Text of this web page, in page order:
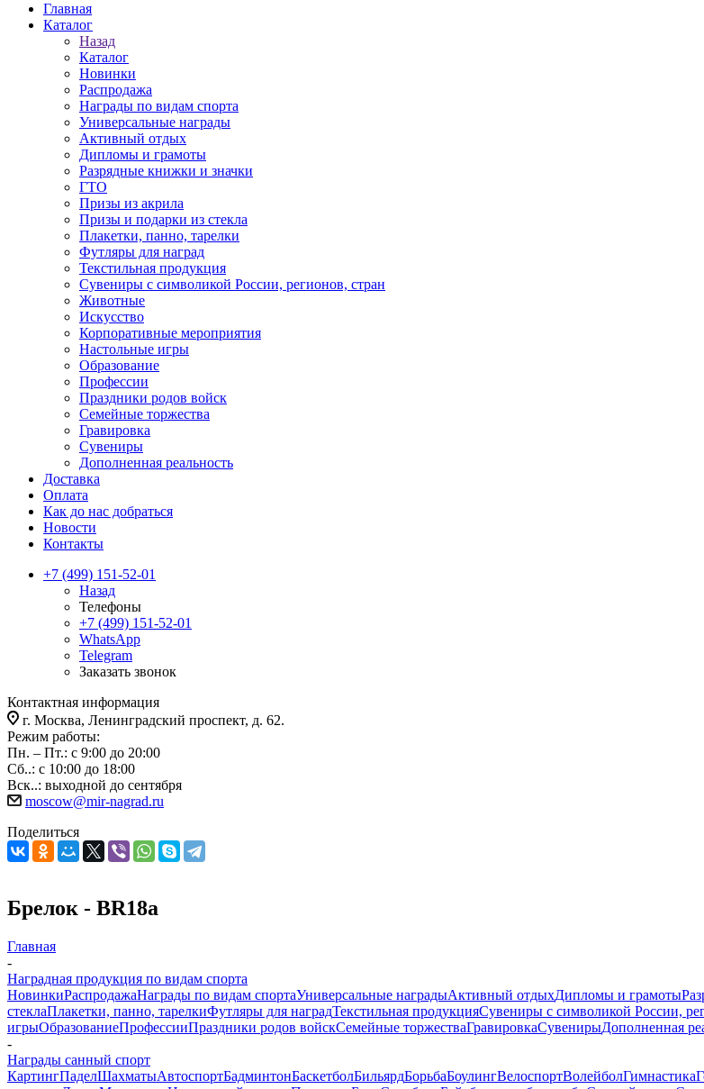
Главная
Каталог
Назад
Каталог
Новинки
Распродажа
Награды по видам спорта
Универсальные награды
Активный отдых
Дипломы и грамоты
Разрядные книжки и значки
ГТО
Призы из акрила
Призы и подарки из стекла
Плакетки, панно, тарелки
Футляры для наград
Текстильная продукция
Сувениры с символикой России, регионов, стран
Животные
Искусство
Корпоративные мероприятия
Настольные игры
Образование
Профессии
Праздники родов войск
Семейные торжества
Гравировка
Сувениры
Дополненная реальность
Доставка
Оплата
Как до нас добраться
Новости
Контакты
+7 (499) 151-52-01
Назад
Телефоны
+7 (499) 151-52-01
WhatsApp
Telegram
Заказать звонок
Контактная информация
г. Москва, Ленинградский проспект, д. 62.
Режим работы:
Пн. – Пт.: с 9:00 до 20:00
Сб..: с 10:00 до 18:00
Вск..: выходной до сентября
moscow@mir-nagrad.ru
Поделиться
Брелок - BR18a
Главная
-
Наградная продукция по видам спорта
НовинкиРаспродажаНаграды по видам спортаУниверсальные наградыАктивный отдыхДипломы и грамоты
стеклаПлакетки, панно, тарелкиФутляры для наградТекстильная продукцияСувениры с символикой России,
игрыОбразованиеПрофессииПраздники родов войскСемейные торжестваГравировкаСувенирыДополненная
-
Награды санный спорт
КартингПаделШахматыАвтоспортБадминтонБаскетболБильярдБорьбаБоулингВелоспортВолейболГимнастика